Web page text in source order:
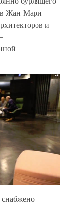
Жан-Мари
и
снабжено